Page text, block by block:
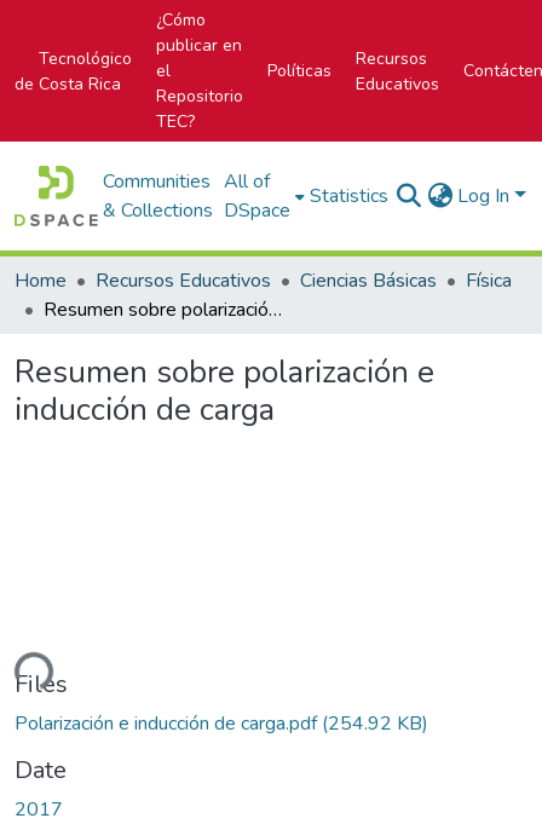
Tecnológico
de Costa Rica
¿Cómo
publicar en
el
Repositorio
TEC?
Políticas
Recursos
Educativos
Communities
& Collections
All of
DSpace
Statistics Log In
Home Recursos Educativos Ciencias Básicas
Física
Resumen sobre polarización e inducción de carga
Resumen sobre polarización e
inducción de carga
Files
Polarización e inducción de carga.pdf(254.92 KB)
Date
2017